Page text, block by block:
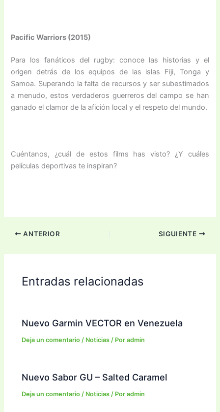
Pacific Warriors (2015)
Para los fanáticos del rugby: conoce las historias y el
origen detrás de los equipos de las islas Fiji, Tonga y
Samoa. Superando la falta de recursos y ser subestimados
a menudo, estos verdaderos guerreros del campo se han
ganado el clamor de la afición local y el respeto del mundo.
Cuéntanos, ¿cuál de estos films has visto? ¿Y cuáles
películas deportivas te inspiran?
ANTERIOR SIGUIENTE
Entradas relacionadas
Nuevo Garmin VECTOR en Venezuela
Deja un comentario / Noticias / Poradmin
Nuevo Sabor GU – Salted Caramel
Deja un comentario / Noticias / Poradmin